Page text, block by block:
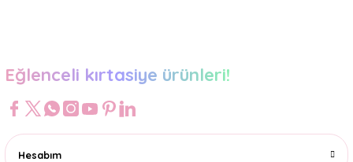
Eğlenceli kırtasiye ürünleri!
Hesabım